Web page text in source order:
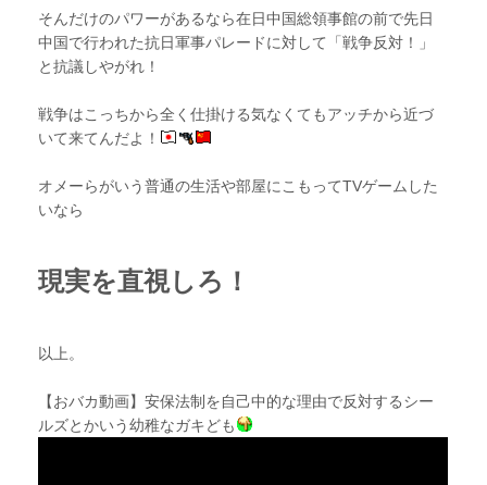
そんだけのパワーがあるなら在日中国総領事館の前で先日
中国で行われた抗日軍事パレードに対して「戦争反対！」
と抗議しやがれ！
戦争はこっちから全く仕掛ける気なくてもアッチから近づ
いて来てんだよ！
オメーらがいう普通の生活や部屋にこもってTVゲームした
いなら
現実を直視しろ！
以上。
【おバカ動画】安保法制を自己中的な理由で反対するシー
ルズとかいう幼稚なガキども